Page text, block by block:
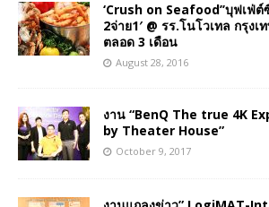
‘Crush on Seafood’’บุฟเฟ่
2จ่าย1′ @ รร.โนโวเทล กรุง
ตลอด 3 เดือน
August 28, 2016
งาน “BenQ The true 4K
by Theater House”
October 9, 2017